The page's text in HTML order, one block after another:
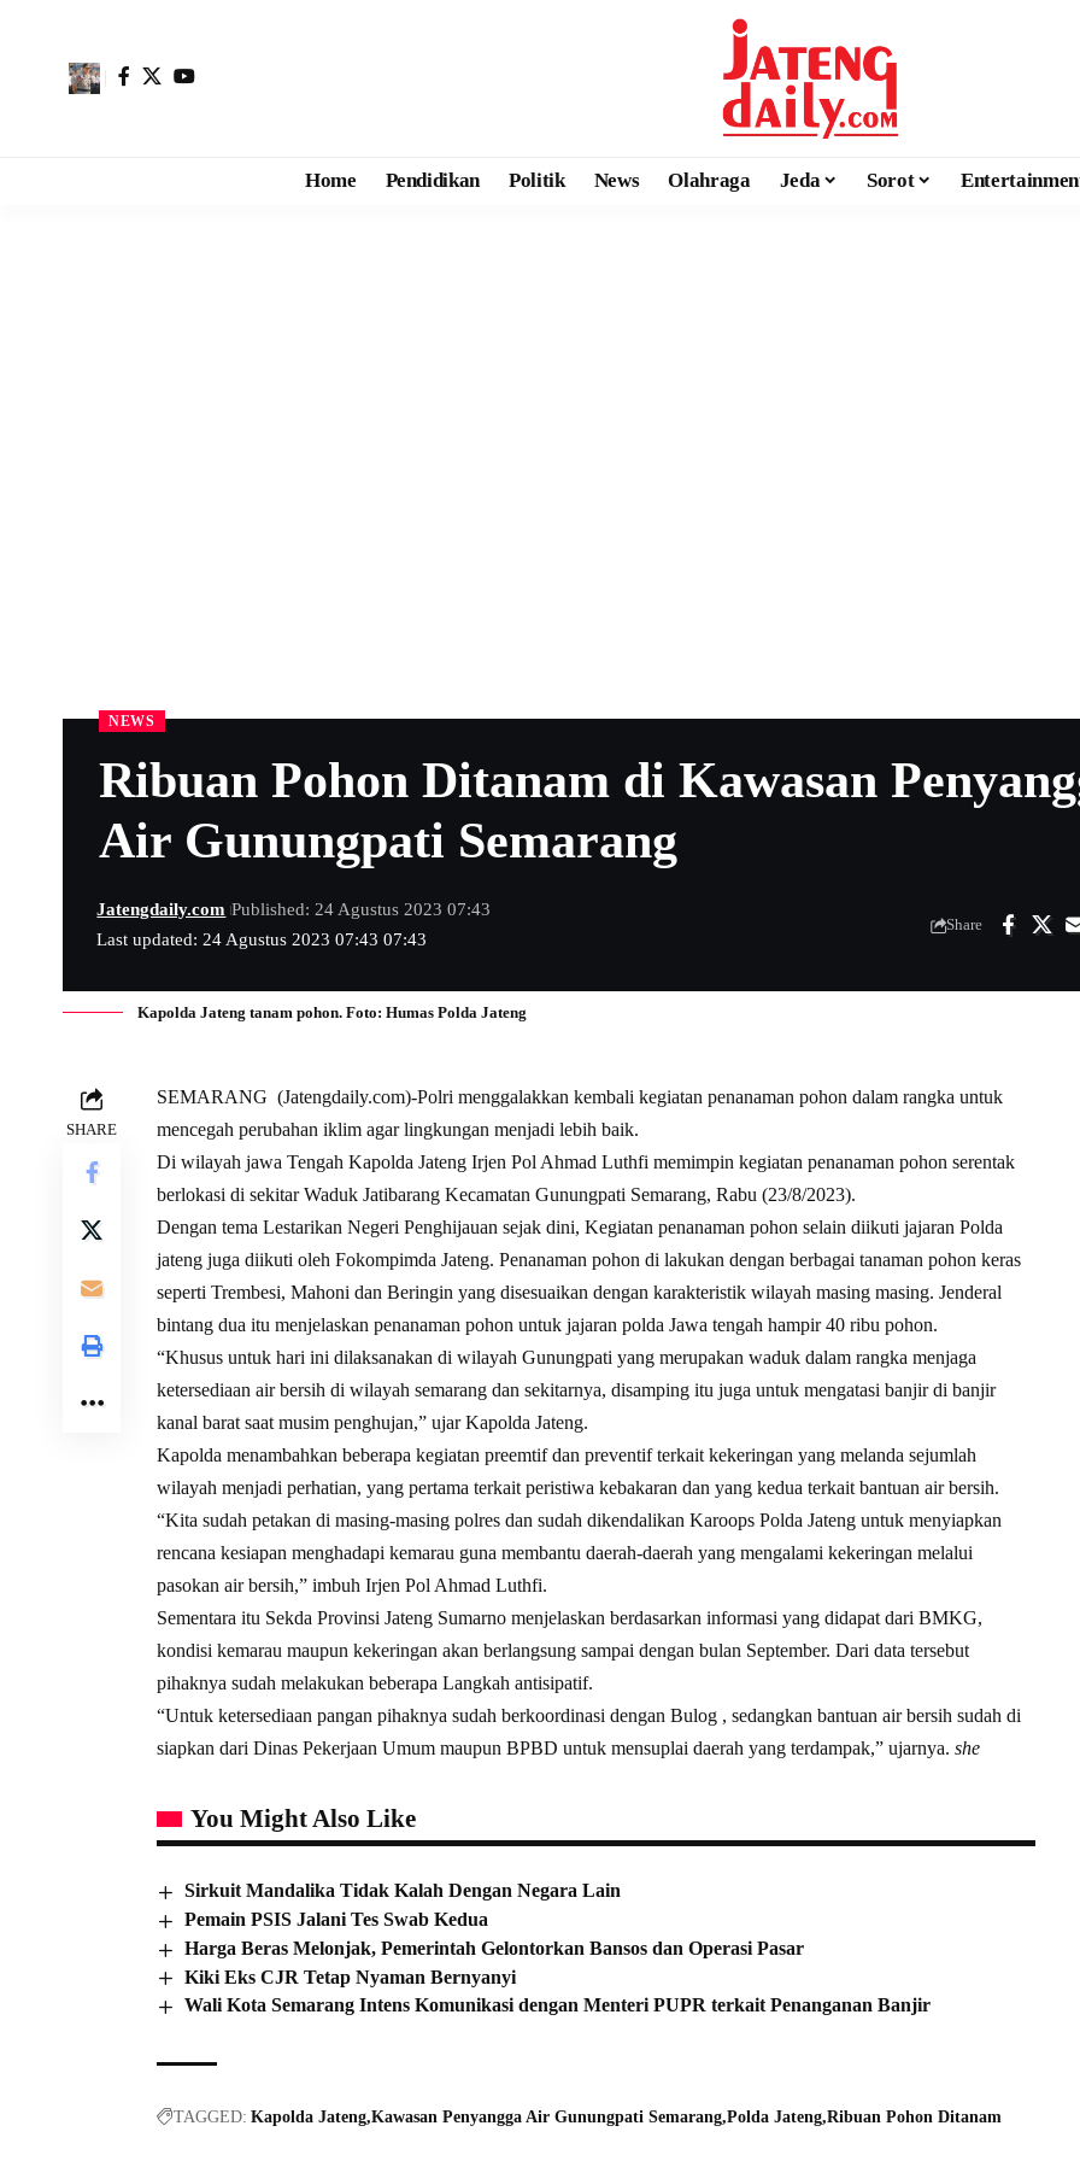
Home Pendidikan Politik News Olahraga Jeda Sorot
NEWS
Ribuan Pohon Ditanam di Kawasan
Air Gunungpati Semarang
Last updated: 24 Agustus 2023 07:43 07:43
Jatengdaily.com Published: 24 Agustus 2023 07:43
Share
Kapolda Jateng tanam pohon. Foto: Humas Polda Jateng
SHARE
SEMARANG (Jatengdaily.com)-Polri menggalakkan kembali kegiatan penanaman pohon dalam rangka untuk
mencegah perubahan iklim agar lingkungan menjadi lebih baik.
Di wilayah jawa Tengah Kapolda Jateng Irjen Pol Ahmad Luthfi memimpin kegiatan penanaman pohon serentak
berlokasi di sekitar Waduk Jatibarang Kecamatan Gunungpati Semarang, Rabu (23/8/2023).
Dengan tema Lestarikan Negeri Penghijauan sejak dini, Kegiatan penanaman pohon selain diikuti jajaran Polda
jateng juga diikuti oleh Fokompimda Jateng. Penanaman pohon di lakukan dengan berbagai tanaman pohon keras
seperti Trembesi, Mahoni dan Beringin yang disesuaikan dengan karakteristik wilayah masing masing. Jenderal
bintang dua itu menjelaskan penanaman pohon untuk jajaran polda Jawa tengah hampir 40 ribu pohon.
“Khusus untuk hari ini dilaksanakan di wilayah Gunungpati yang merupakan waduk dalam rangka menjaga
ketersediaan air bersih di wilayah semarang dan sekitarnya, disamping itu juga untuk mengatasi banjir di banjir
kanal barat saat musim penghujan,” ujar Kapolda Jateng.
Kapolda menambahkan beberapa kegiatan preemtif dan preventif terkait kekeringan yang melanda sejumlah
wilayah menjadi perhatian, yang pertama terkait peristiwa kebakaran dan yang kedua terkait bantuan air bersih.
“Kita sudah petakan di masing-masing polres dan sudah dikendalikan Karoops Polda Jateng untuk menyiapkan
rencana kesiapan menghadapi kemarau guna membantu daerah-daerah yang mengalami kekeringan melalui
pasokan air bersih,” imbuh Irjen Pol Ahmad Luthfi.
Sementara itu Sekda Provinsi Jateng Sumarno menjelaskan berdasarkan informasi yang didapat dari BMKG,
kondisi kemarau maupun kekeringan akan berlangsung sampai dengan bulan September. Dari data tersebut
pihaknya sudah melakukan beberapa Langkah antisipatif.
“Untuk ketersediaan pangan pihaknya sudah berkoordinasi dengan Bulog , sedangkan bantuan air bersih sudah di
siapkan dari Dinas Pekerjaan Umum maupun BPBD untuk mensuplai daerah yang terdampak,” ujarnya. she
You Might Also Like
Sirkuit Mandalika Tidak Kalah Dengan Negara Lain
Pemain PSIS Jalani Tes Swab Kedua
Harga Beras Melonjak, Pemerintah Gelontorkan Bansos dan Operasi Pasar
Kiki Eks CJR Tetap Nyaman Bernyanyi
Wali Kota Semarang Intens Komunikasi dengan Menteri PUPR terkait Penanganan Banjir
TAGGED: Kapolda Jateng Kawasan Penyangga Air Gunungpati Semarang Polda Jateng Ribuan Pohon Ditanam